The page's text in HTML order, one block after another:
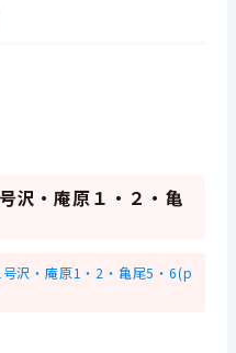
沢・庵原１・２・亀
沢・庵原1・2・亀尾5・6(p